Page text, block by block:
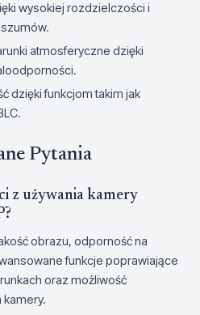
wysokiej rozdzielczości i
atmosferyczne dzięki
dzięki funkcjom takim jak
Pytania
z używania kamery
obrazu, odporność na
funkcje poprawiające
oraz możliwość